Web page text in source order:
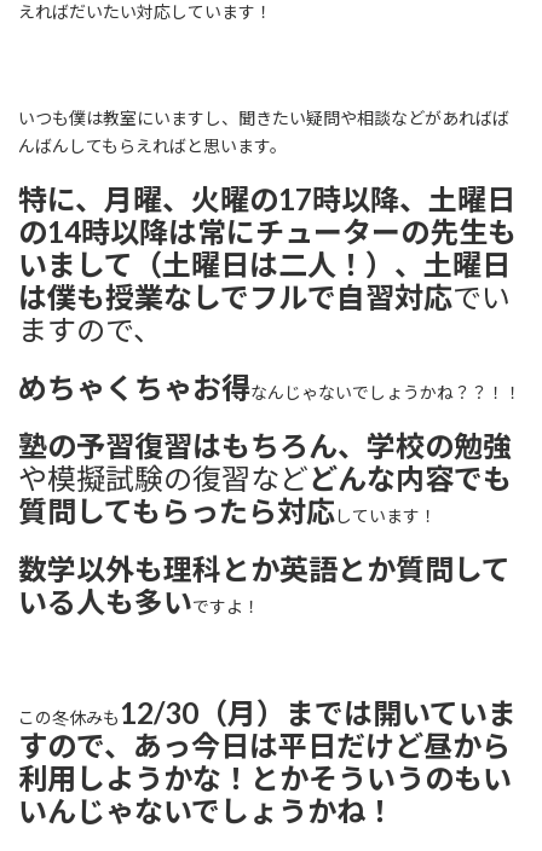
えればだいたい対応しています！
いつも僕は教室にいますし、聞きたい疑問や相談などがあればば
んばんしてもらえればと思います。
特に、月曜、火曜の17時以降、土曜日
の14時以降は常にチューターの先生も
いまして（土曜日は二人！）、土曜日
は僕も授業なしでフルで自習対応でい
ますので、
めちゃくちゃお得なんじゃないでしょうかね？？！！
塾の予習復習はもちろん、学校の勉強
や模擬試験の復習などどんな内容でも
質問してもらったら対応しています！
数学以外も理科とか英語とか質問して
いる人も多いですよ！
この冬休みも 12/30（月）までは開いていま
すので、あっ今日は平日だけど昼から
利用しようかな！とかそういうのもい
いんじゃないでしょうかね！